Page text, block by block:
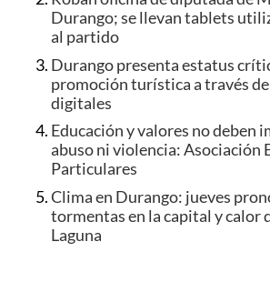
Durango; se llevan tablets
al partido
Durango presenta estatus
promoción turística a través
digitales
Educación y valores no deben
abuso ni violencia: Asociación
Particulares
Clima en Durango: jueves
tormentas en la capital y calor
Laguna